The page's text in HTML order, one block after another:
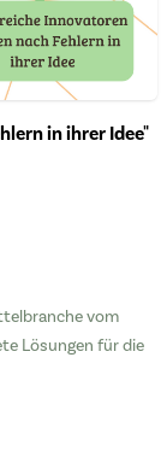
in ihrer Idee"
vom
Lösungen für die